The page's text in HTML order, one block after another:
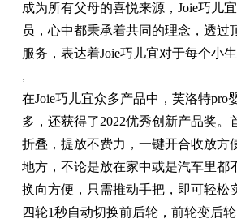
成为所有父母的喜悦来源，Joie巧儿
员，心中都秉承着共同的理念，透过
服务，表达着Joie巧儿宜对于每个小生
,
在Joie巧儿宜众多产品中，芙洛特pro
多，还获得了2022优秀创新产品奖。
折叠，提放不费力，一键开合收放方
地方，不论是放在家中或是汽车里都
换向方便，只需推动手把，即可轻松
四轮1秒自动切换前后轮，前轮变后